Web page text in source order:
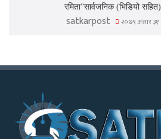
रमिता”सार्वजनिक (भिडियो सहित)
satkarpost २०७९ असार ३१